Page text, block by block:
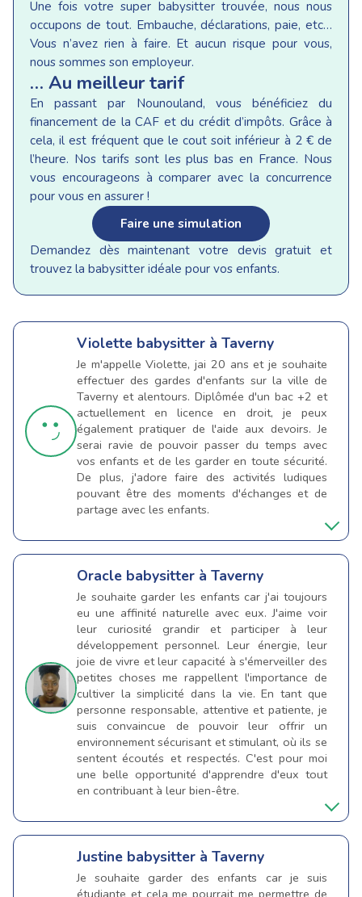
Une fois votre super babysitter trouvée, nous nous
occupons de tout. Embauche, déclarations, paie, etc…
Vous n’avez rien à faire. Et aucun risque pour vous,
nous sommes son employeur.
… Au meilleur tarif
En passant par Nounouland, vous bénéficiez du
financement de la CAF et du crédit d’impôts. Grâce à
cela, il est fréquent que le cout soit inférieur à 2 € de
l’heure. Nos tarifs sont les plus bas en France. Nous
vous encourageons à comparer avec la concurrence
pour vous en assurer !
Faire une simulation
Demandez dès maintenant votre devis gratuit et
trouvez la babysitter idéale pour vos enfants.
Violette babysitter à Taverny
Je m'appelle Violette, jai 20 ans et je souhaite
effectuer des gardes d'enfants sur la ville de
Taverny et alentours. Diplômée d'un bac +2 et
actuellement en licence en droit, je peux
également pratiquer de l'aide aux devoirs. Je
serai ravie de pouvoir passer du temps avec
vos enfants et de les garder en toute sécurité.
De plus, j'adore faire des activités ludiques
pouvant être des moments d'échanges et de
partage avec les enfants.
Oracle babysitter à Taverny
Je souhaite garder les enfants car j'ai toujours
eu une affinité naturelle avec eux. J'aime voir
leur curiosité grandir et participer à leur
développement personnel. Leur énergie, leur
joie de vivre et leur capacité à s'émerveiller des
petites choses me rappellent l'importance de
cultiver la simplicité dans la vie. En tant que
personne responsable, attentive et patiente, je
suis convaincue de pouvoir leur offrir un
environnement sécurisant et stimulant, où ils se
sentent écoutés et respectés. C'est pour moi
une belle opportunité d'apprendre d'eux tout
en contribuant à leur bien-être.
Justine babysitter à Taverny
Je souhaite garder des enfants car je suis